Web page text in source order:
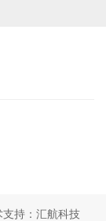
持：汇航科技